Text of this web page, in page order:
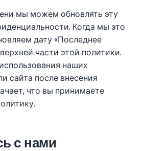
мы можем обновлять эту
Когда мы это
дату «Последнее
части этой политики.
наших
сайта после внесения
что вы принимаете
с нами